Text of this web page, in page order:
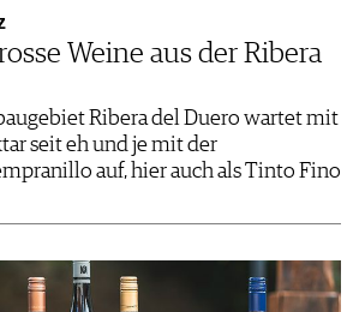
Weine aus der Ribera
Ribera del Duero wartet mit
seit eh und je mit der
auf, hier auch als Tinto Fino